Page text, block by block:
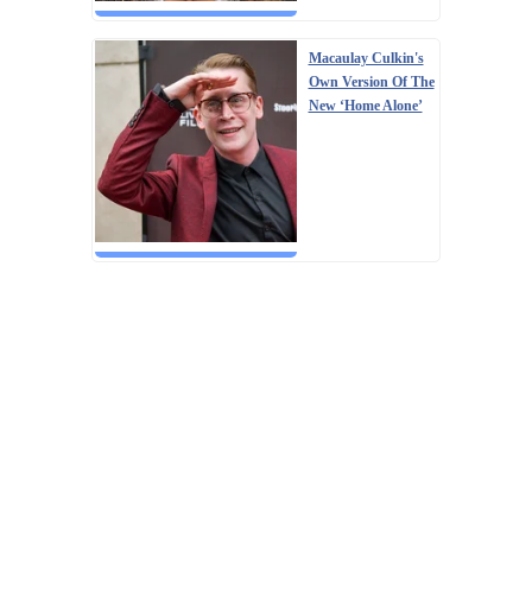
Macaulay Culkin's
Own Version Of The
New ‘Home Alone’